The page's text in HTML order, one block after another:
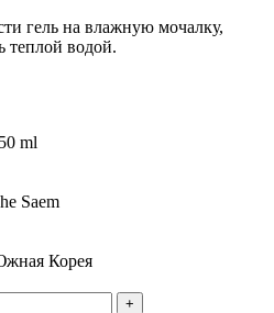
гель на влажную мочалку,
теплой водой.
ml
Saem
Корея